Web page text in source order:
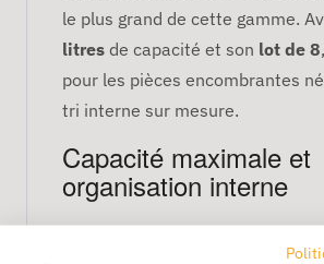
le plus grand de cette gamme.
litres de capacité et son lot de 8
pour les pièces encombrantes
tri interne sur mesure.
Capacité maximale et
organisation interne